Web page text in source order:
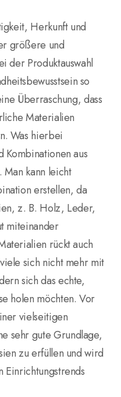
Herkunft und
größere und
der Produktauswahl
so
Überraschung, dass
Materialien
Was hierbei
Kombinationen aus
kann leicht
erstellen, da
z. B. Holz, Leder,
miteinander
rückt auch
sich nicht mehr mit
sich das echte,
holen möchten. Vor
vielseitigen
sehr gute Grundlage,
zu erfüllen und wird